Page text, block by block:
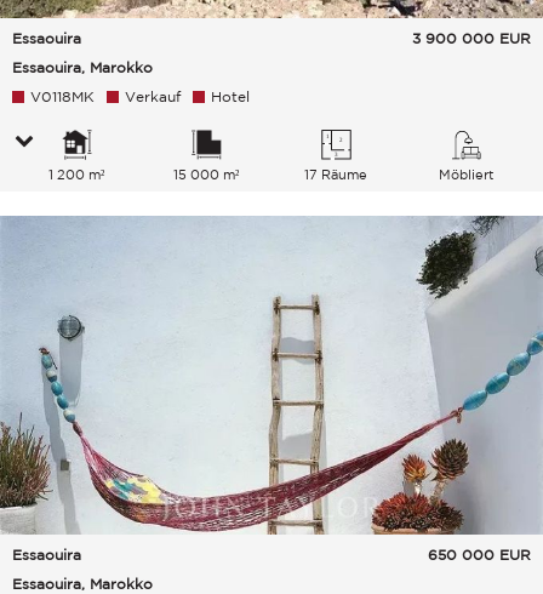
Essaouira
Essaouira, Marokko
3 900 000 EUR
V0118MK Verkauf Hotel
1 200 m² 15 000 m² 17 Räume Möbliert
Essaouira
Essaouira, Marokko
650 000 EUR